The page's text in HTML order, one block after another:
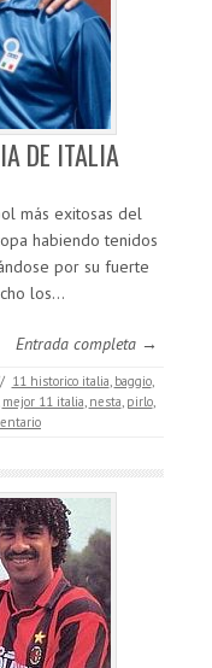
DE ITALIA
más exitosas del
habiendo tenidos
por su fuerte
los…
Entrada completa →
11 historico italia, baggio,
mejor 11 italia, nesta, pirlo,